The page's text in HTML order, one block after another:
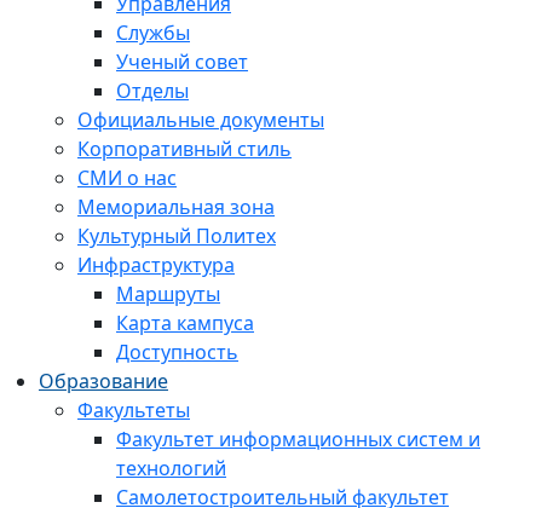
Службы
Ученый совет
Отделы
Официальные документы
Корпоративный стиль
СМИ о нас
Мемориальная зона
Культурный Политех
Инфраструктура
Маршруты
Карта кампуса
Доступность
Образование
Факультеты
Факультет информационных систем и
технологий
Самолетостроительный факультет